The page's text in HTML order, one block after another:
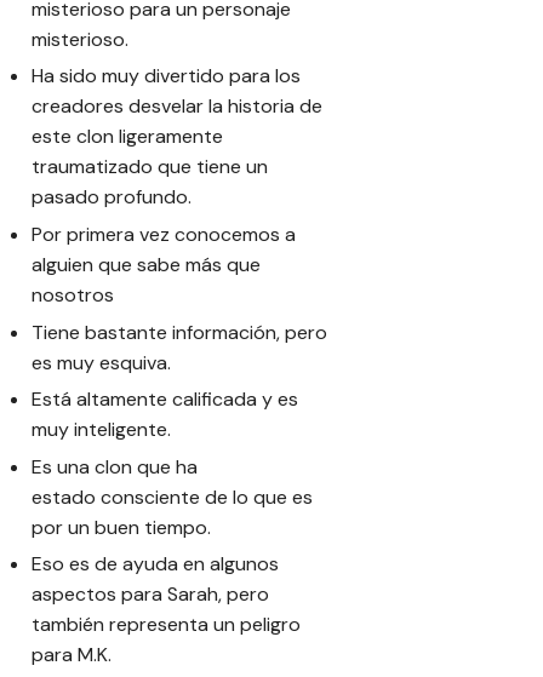
misterioso para un personaje
misterioso.
Ha sido muy divertido para los
creadores desvelar la historia de
este clon ligeramente
traumatizado que tiene un
pasado profundo.
Por primera vez conocemos a
alguien que sabe más que
nosotros
Tiene bastante información, pero
es muy esquiva.
Está altamente calificada y es
muy inteligente.
Es una clon que ha
estado consciente de lo que es
por un buen tiempo.
Eso es de ayuda en algunos
aspectos para Sarah, pero
también representa un peligro
para M.K.